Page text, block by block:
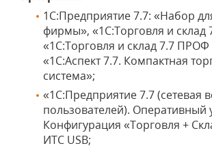
1С:Предприятие 7.7: «Набор
фирмы», «1С:Торговля и
«1С:Торговля и склад 7.7 ПРОФ
«1С:Аспект 7.7. Компактная
система»;
«1С:Предприятие 7.7 (сетевая
пользователей). Оперативный
Конфигурация «Торговля +
ИТС USB;